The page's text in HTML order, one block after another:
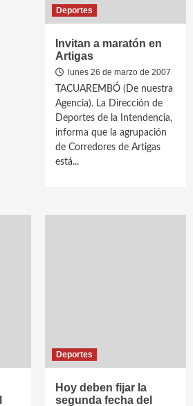
Deportes
Invitan a maratón en
Artigas
lunes 26 de marzo de 2007
TACUAREMBÓ (De nuestra
Agencia). La Dirección de
Deportes de la Intendencia,
informa que la agrupación
de Corredores de Artigas
está...
Deportes
Hoy deben fijar la
segunda fecha del